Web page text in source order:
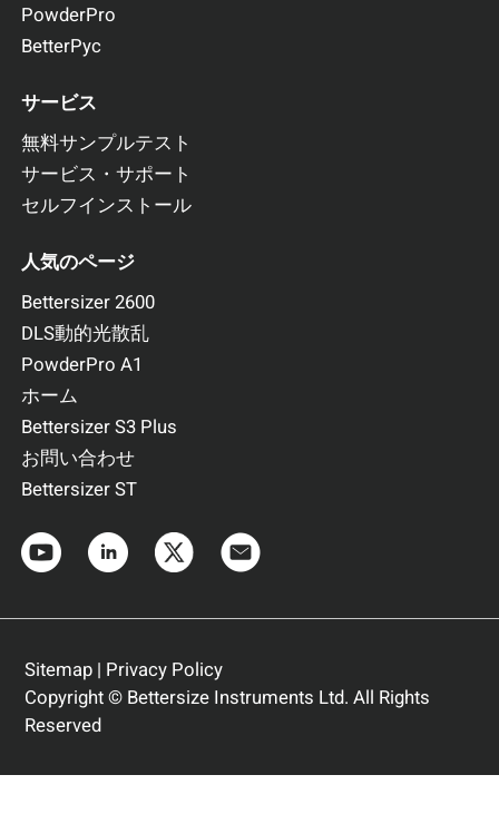
PowderPro
BetterPyc
サービス
無料サンプルテスト
サービス・サポート
セルフインストール
人気のページ
Bettersizer 2600
DLS動的光散乱
PowderPro A1
ホーム
Bettersizer S3 Plus
お問い合わせ
Bettersizer ST
Sitemap| Privacy Policy
Copyright © Bettersize Instruments Ltd. All Rights
Reserved